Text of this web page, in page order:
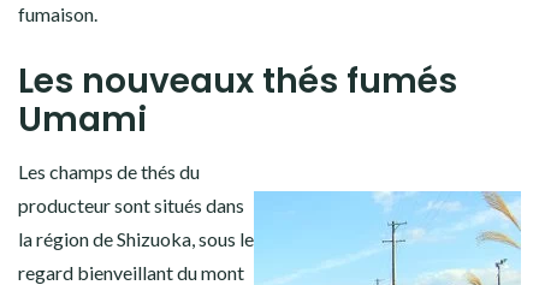
fumaison.
Les nouveaux thés fumés
Umami
Les champs de thés du
producteur sont situés dans
la région de Shizuoka, sous le
regard bienveillant du mont